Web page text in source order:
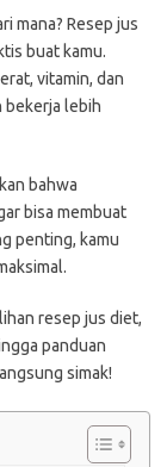
mana? Resep jus
buat kamu.
vitamin, dan
bekerja lebih
bahwa
bisa membuat
penting, kamu
resep jus diet,
panduan
simak!